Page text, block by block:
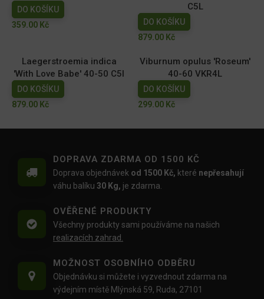
DO KOŠÍKU
359.00 Kč
C5L
DO KOŠÍKU
879.00 Kč
Laegerstroemia indica
'With Love Babe' 40-50 C5l
DO KOŠÍKU
879.00 Kč
Viburnum opulus 'Roseum'
40-60 VKR4L
DO KOŠÍKU
299.00 Kč
DOPRAVA ZDARMA OD 1500 KČ
Doprava objednávek od 1500 Kč, které nepřesahují
váhu balíku 30 Kg, je zdarma.
OVĚŘENÉ PRODUKTY
Všechny produkty sami používáme na našich
realizacích zahrad.
MOŽNOST OSOBNÍHO ODBĚRU
Objednávku si můžete i vyzvednout zdarma na
výdejním místě Mlýnská 59, Ruda, 27101